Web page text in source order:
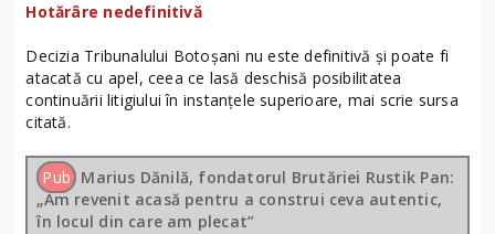
Hotărâre nedefinitivă
Decizia Tribunalului Botoșani nu este definitivă și poate fi
atacată cu apel, ceea ce lasă deschisă posibilitatea
continuării litigiului în instanțele superioare, mai scrie sursa
citată.
Pub Marius Dănilă, fondatorul Brutăriei Rustik Pan:
„Am revenit acasă pentru a construi ceva autentic,
în locul din care am plecat”